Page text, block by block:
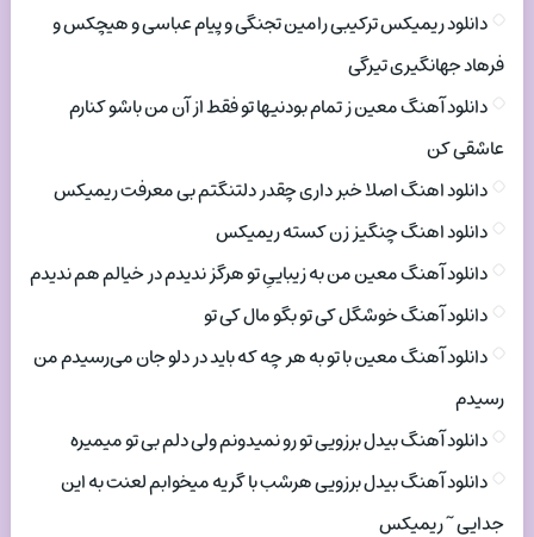
دانلود ریمیکس ترکیبی رامین تجنگی و پیام عباسی و هیچکس و
فرهاد جهانگیری تیرگی
دانلود آهنگ معین ز تمام بودنیها تو فقط از آن من باشو کنارم
عاشقی کن
دانلود اهنگ اصلا خبر داری چقدر دلتنگتم بی معرفت ریمیکس
دانلود اهنگ چنگیز زن کسته ریمیکس
دانلود آهنگ معین من به زیباییِ تو هرگز ندیدم در خیالم هم ندیدم
دانلود آهنگ خوشگل کی تو بگو مال کی تو
دانلود آهنگ معین با تو به هر چه که باید در دلو جان می‌رسیدم من
رسیدم
دانلود آهنگ بیدل برزویی تو رو نمیدونم ولی دلم بی تو میمیره
دانلود آهنگ بیدل برزویی هرشب با گریه میخوابم لعنت به این
جدایی ~ ریمیکس